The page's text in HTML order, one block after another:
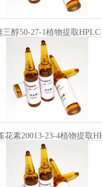
三醇50-27-1植物提取HPLC
花素20013-23-4植物提取